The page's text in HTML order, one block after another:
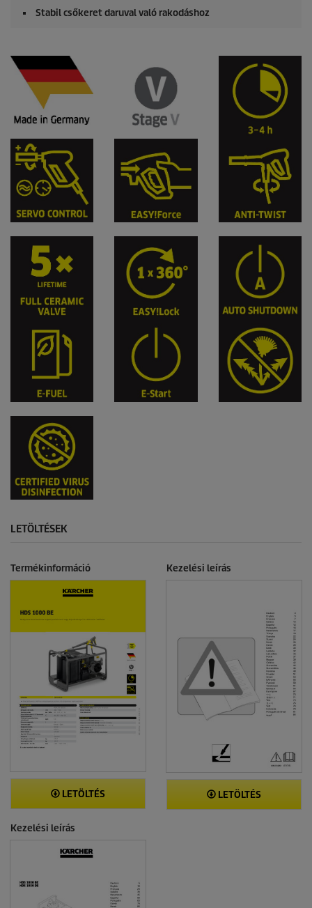
Stabil csőkeret daruval való rakodáshoz
LETÖLTÉSEK
Termékinformáció
LETÖLTÉS
Kezelési leírás
LETÖLTÉS
Kezelési leírás